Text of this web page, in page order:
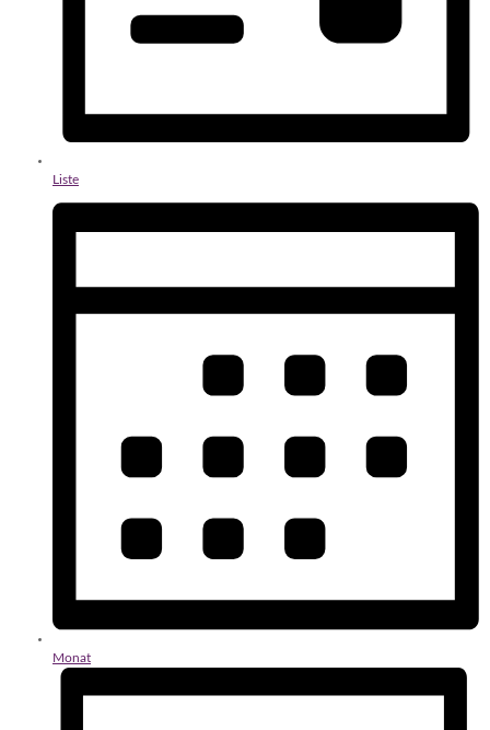
Liste
Monat